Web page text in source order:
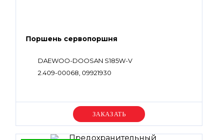
Поршень сервопоршня
DAEWOO-DOOSAN S185W-V
2.409-00068, 09921930
Уточняйте цену